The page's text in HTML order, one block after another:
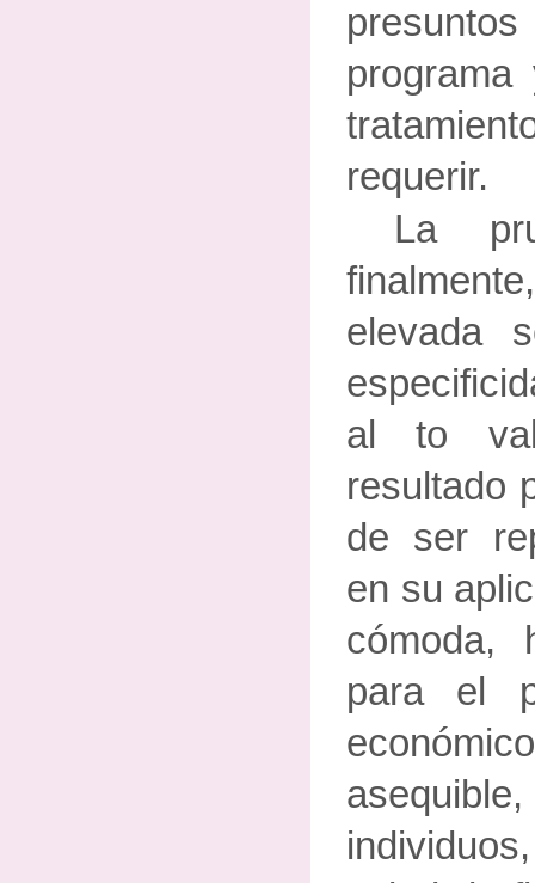
requerir.
La
elevada
al to
resultado
de ser
en su
cómoda,
para el